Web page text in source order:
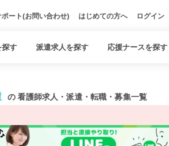
ポート(お問い合わせ) はじめての方へ ログイン
探す 派遣求人を探す 応援ナースを探す
の 看護師求人・派遣・転職・募集一覧